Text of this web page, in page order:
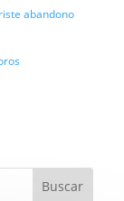
abandono